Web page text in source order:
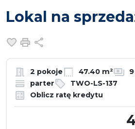
Lokal na
Dodaj do ulubionych
Drukuj
2 pokoje 47.40 m²
parter
TWO-LS-137
Oblicz ratę kredytu